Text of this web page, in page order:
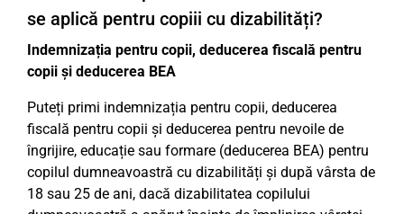
se aplică pentru copiii cu dizabilități?
Indemnizația pentru copii, deducerea fiscală pentru
copii și deducerea BEA
Puteți primi indemnizația pentru copii, deducerea
fiscală pentru copii și deducerea pentru nevoile de
îngrijire, educație sau formare (deducerea BEA) pentru
copilul dumneavoastră cu dizabilități și după vârsta de
18 sau 25 de ani, dacă dizabilitatea copilului